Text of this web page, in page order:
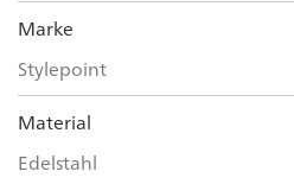
Marke
Stylepoint
Material
Edelstahl